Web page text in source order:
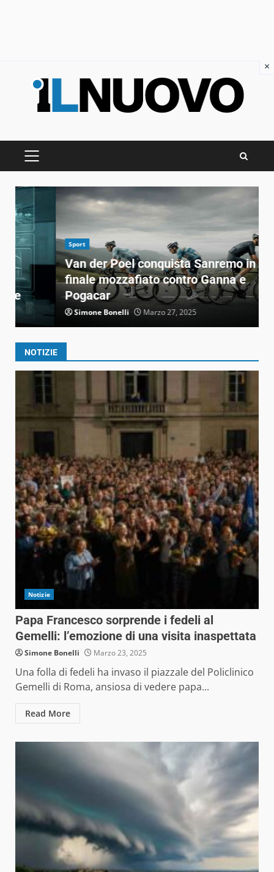
PRIMARY
Sport
Van der Poel conquista Sanremo in un
finale mozzafiato contro Ganna e
Pogacar
Simone Bonelli Marzo 27, 2025
NOTIZIE
Notizie
Papa Francesco sorprende i fedeli al
Gemelli: l’emozione di una visita inaspettata
Simone Bonelli Marzo 23, 2025
Una folla di fedeli ha invaso il piazzale del Policlinico
Gemelli di Roma, ansiosa di vedere papa...
Read More
×